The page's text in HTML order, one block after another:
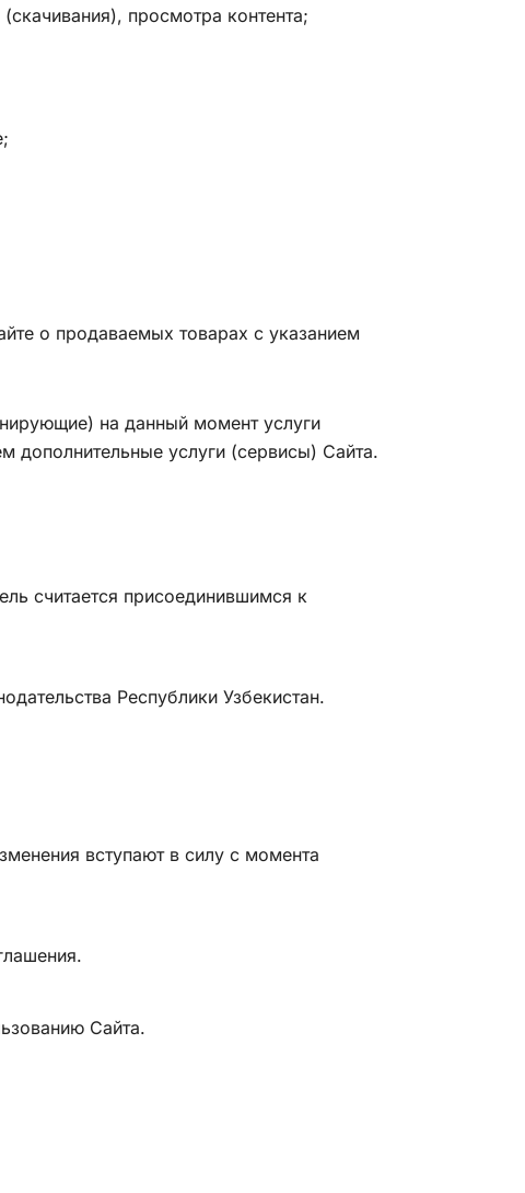
просмотра контента;
о продаваемых товарах с указанием
на данный момент услуги
услуги (сервисы) Сайта.
считается присоединившимся к
Республики Узбекистан.
вступают в силу с момента
Сайта.